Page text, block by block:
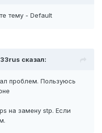
тему - Default
сказал:
проблем. Пользуюсь
на замену stp. Если